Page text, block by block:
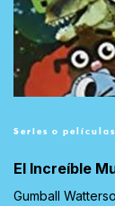
Series o películas
El Increíble
Gumball